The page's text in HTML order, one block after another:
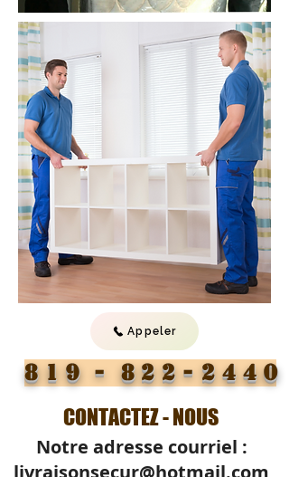
Appeler
8 1 9 -8 2 2 - 2 4 4 0
CONTACTEZ - NOUS
Notre adresse courriel :
livraisonsecur@hotmail.com